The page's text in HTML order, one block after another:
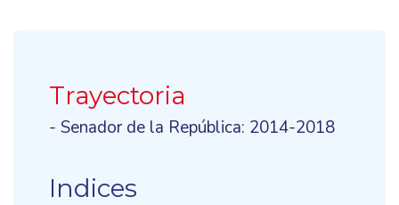
Trayectoria
- Senador de la República: 2014-2018
Indices